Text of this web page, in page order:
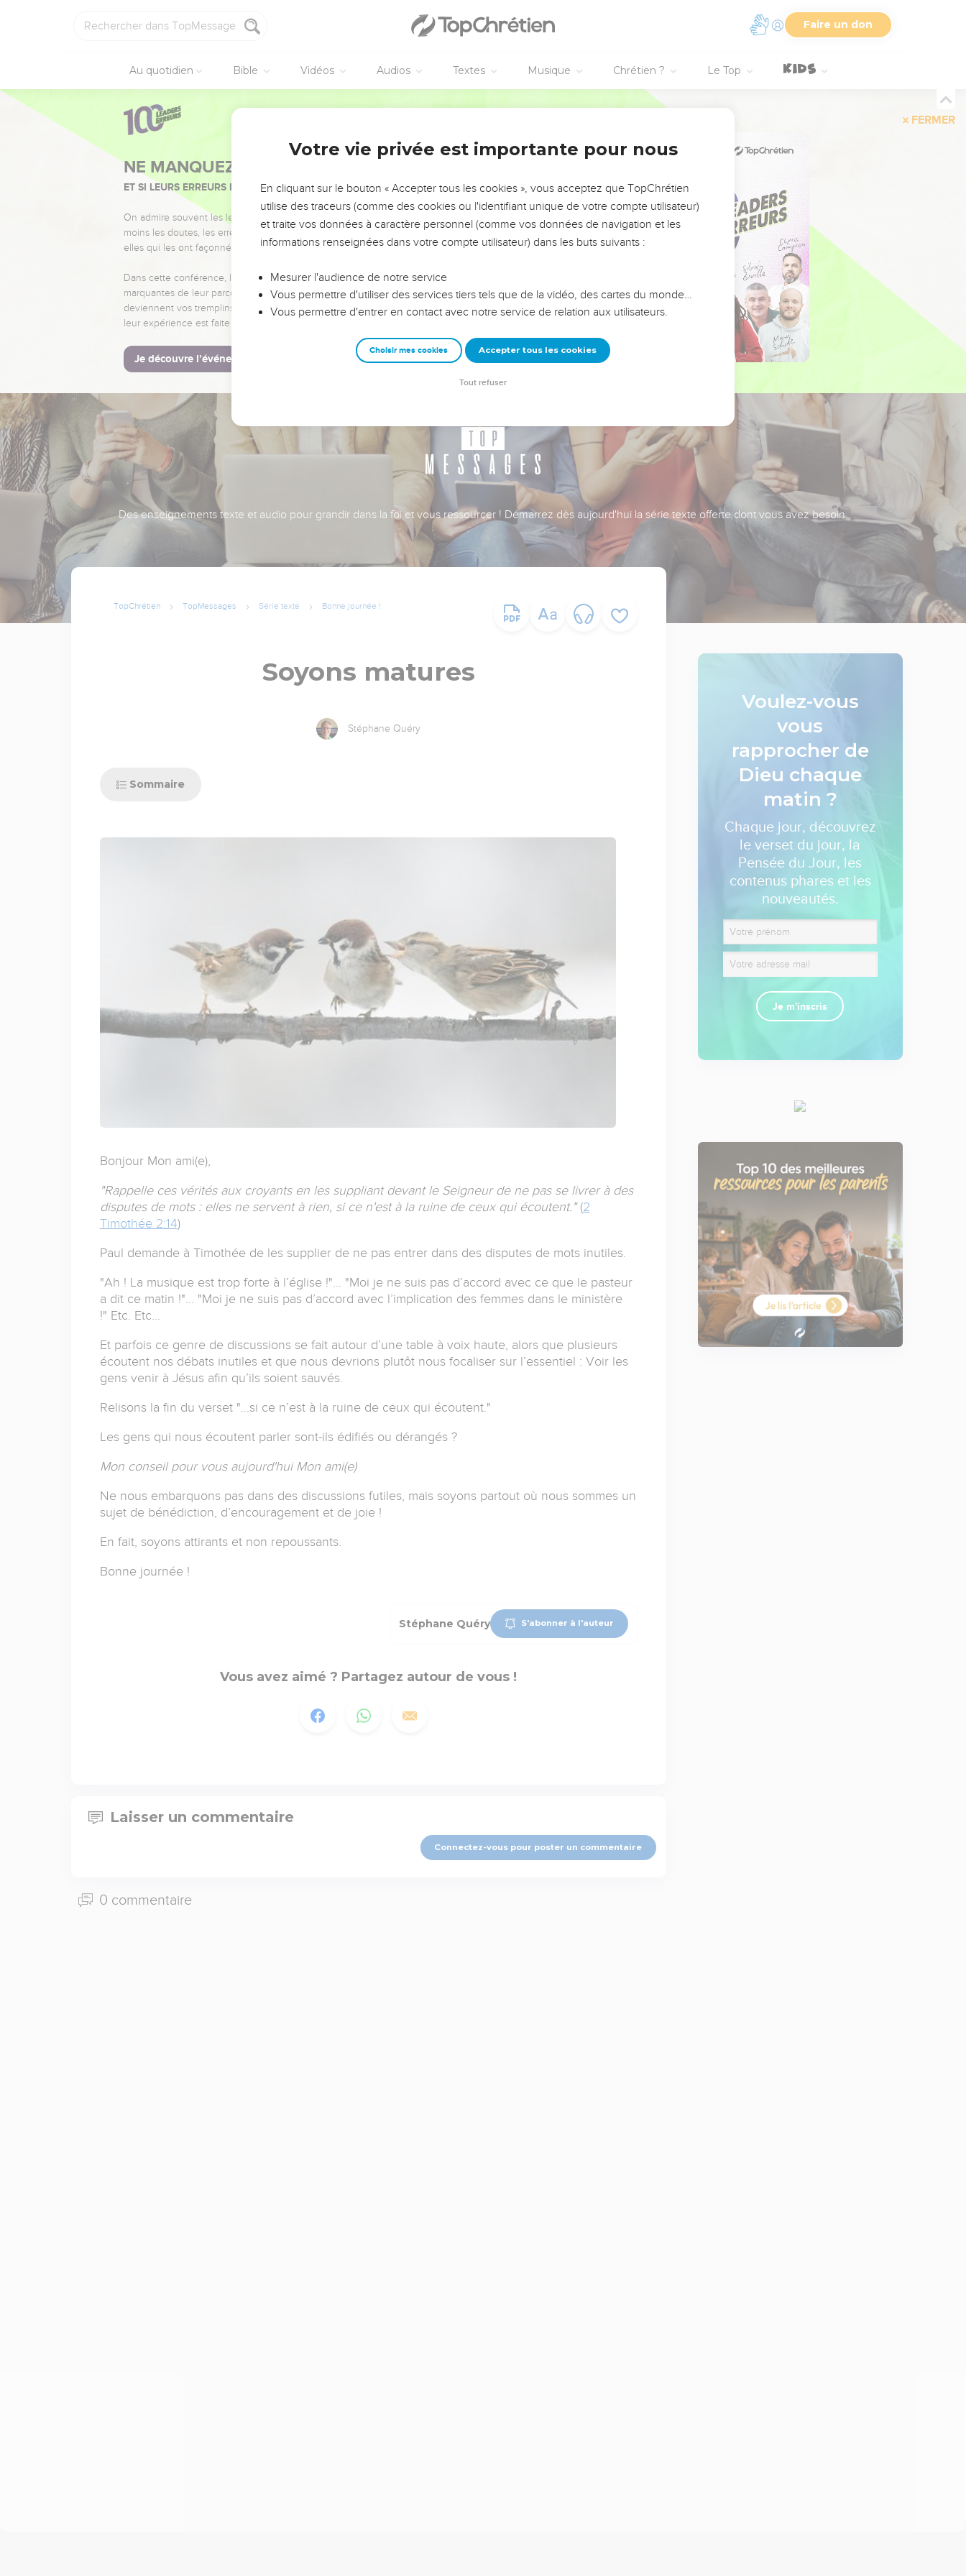
Faire un don
Au quotidien Bible Vidéos Audios Textes Musique Chrétien ? Le Top
FERMER
NE MANQUEZ PAS L’ÉVÉNEMENT DE L’ANNÉE !
ET SI LEURS ERREURS POUVAIENT VOUS ÉVITER LES VOTRES ?
On admire souvent les leaders pour leurs réussites, leur impact, leur foi ou leur vision. Mais on voit
moins les doutes, les erreurs et les saisons difficiles qu'ils ont traversés, alors même que ce sont
elles qui les ont façonnés.
Dans cette conférence, leaders, entrepreneurs, et responsables reviennent sur les erreurs
marquantes de leur parcours et les clés pour avancer avec plus de sagesse afin que leurs erreurs
deviennent vos tremplins. Que vous guidiez un ministère, une équipe, un groupe ou une famille,
leur expérience est faite pour vous.
Je découvre l’événement
Des enseignements texte et audio pour grandir dans la foi et vous ressourcer ! Démarrez dès aujourd'hui la série texte offerte dont vous avez besoin.
TopChrétien TopMessages Série texte Bonne journée !
Soyons matures
Stéphane Quéry
Sommaire
Bonjour Mon ami(e),
"Rappelle ces vérités aux croyants en les suppliant devant le Seigneur de ne pas se livrer à des
disputes de mots : elles ne servent à rien, si ce n'est à la ruine de ceux qui écoutent." (2
Timothée 2:14)
Paul demande à Timothée de les supplier de ne pas entrer dans des disputes de mots inutiles.
"Ah ! La musique est trop forte à l’église !"... "Moi je ne suis pas d’accord avec ce que le pasteur
a dit ce matin !"... "Moi je ne suis pas d’accord avec l’implication des femmes dans le ministère
!" Etc. Etc...
Et parfois ce genre de discussions se fait autour d’une table à voix haute, alors que plusieurs
écoutent nos débats inutiles et que nous devrions plutôt nous focaliser sur l’essentiel : Voir les
gens venir à Jésus afin qu’ils soient sauvés.
Relisons la fin du verset "...si ce n’est à la ruine de ceux qui écoutent."
Les gens qui nous écoutent parler sont-ils édifiés ou dérangés ?
Mon conseil pour vous aujourd'hui Mon ami(e)
Ne nous embarquons pas dans des discussions futiles, mais soyons partout où nous sommes un
sujet de bénédiction, d’encouragement et de joie !
En fait, soyons attirants et non repoussants.
Bonne journée !
Stéphane Quéry S'abonner à l'auteur
Vous avez aimé ? Partagez autour de vous !
Laisser un commentaire
Connectez-vous pour poster un commentaire
0 commentaire
Voulez-vous
vous
rapprocher de
Dieu chaque
matin ?
Chaque jour, découvrez
le verset du jour, la
Pensée du Jour, les
contenus phares et les
nouveautés.
Je m'inscris
Votre vie privée est importante pour nous
En cliquant sur le bouton « Accepter tous les cookies », vous acceptez que TopChrétien
utilise des traceurs (comme des cookies ou l'identifiant unique de votre compte utilisateur)
et traite vos données à caractère personnel (comme vos données de navigation et les
informations renseignées dans votre compte utilisateur) dans les buts suivants :
Mesurer l'audience de notre service
Vous permettre d'utiliser des services tiers tels que de la vidéo, des cartes du monde…
Vous permettre d'entrer en contact avec notre service de relation aux utilisateurs.
Choisir mes cookies Accepter tous les cookies
Tout refuser